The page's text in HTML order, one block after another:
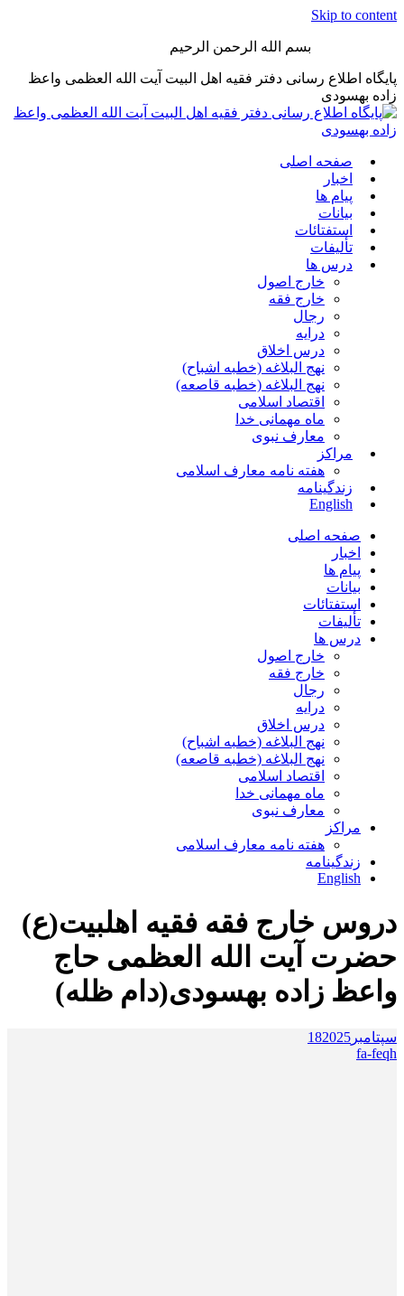
Skip to content
بسم الله الرحمن الرحیم
پایگاه اطلاع رسانی دفتر فقیه اهل البیت آیت الله العظمی واعظ
زاده بهسودی
صفحه اصلی
اخبار
پیام ها
بیانات
استفتائات
تألیفات
درس ها
خارج اصول
خارج فقه
رجال
درایه
درس اخلاق
نهج البلاغه (خطبه اشباح)
نهج البلاغه (خطبه قاصعه)
اقتصاد اسلامی
ماه مهمانی خدا
معارف نبوی
مراکز
هفته نامه معارف اسلامی
زندگینامه
English
صفحه اصلی
اخبار
پیام ها
بیانات
استفتائات
تألیفات
درس ها
خارج اصول
خارج فقه
رجال
درایه
درس اخلاق
نهج البلاغه (خطبه اشباح)
نهج البلاغه (خطبه قاصعه)
اقتصاد اسلامی
ماه مهمانی خدا
معارف نبوی
مراکز
هفته نامه معارف اسلامی
زندگینامه
English
دروس خارج فقه فقیه اهلبیت(ع)
حضرت آیت الله العظمی حاج
واعظ زاده بهسودی(دام ظله)
سپتامبر 182025
fa-feqh